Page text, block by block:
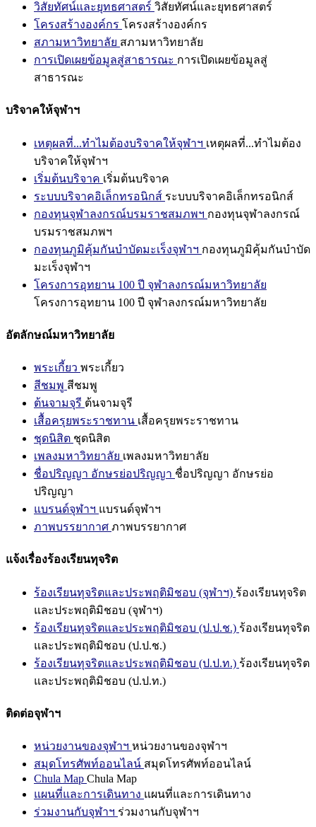
วิสัยทัศน์และยุทธศาสตร์ วิสัยทัศน์และยุทธศาสตร์
โครงสร้างองค์กร โครงสร้างองค์กร
สภามหาวิทยาลัย สภามหาวิทยาลัย
การเปิดเผยข้อมูลสู่สาธารณะ การเปิดเผยข้อมูลสู่
สาธารณะ
บริจาคให้จุฬาฯ
เหตุผลที่...ทำไมต้องบริจาคให้จุฬาฯ เหตุผลที่...ทำไมต้อง
บริจาคให้จุฬาฯ
เริ่มต้นบริจาค เริ่มต้นบริจาค
ระบบบริจาคอิเล็กทรอนิกส์ ระบบบริจาคอิเล็กทรอนิกส์
กองทุนจุฬาลงกรณ์บรมราชสมภพฯ กองทุนจุฬาลงกรณ์
บรมราชสมภพฯ
กองทุนภูมิคุ้มกันบำบัดมะเร็งจุฬาฯ กองทุนภูมิคุ้มกันบำบัด
มะเร็งจุฬาฯ
โครงการอุทยาน 100 ปี จุฬาลงกรณ์มหาวิทยาลัย
โครงการอุทยาน 100 ปี จุฬาลงกรณ์มหาวิทยาลัย
อัตลักษณ์มหาวิทยาลัย
พระเกี้ยว พระเกี้ยว
สีชมพู สีชมพู
ต้นจามจุรี ต้นจามจุรี
เสื้อครุยพระราชทาน เสื้อครุยพระราชทาน
ชุดนิสิต ชุดนิสิต
เพลงมหาวิทยาลัย เพลงมหาวิทยาลัย
ชื่อปริญญา อักษรย่อปริญญา ชื่อปริญญา อักษรย่อ
ปริญญา
แบรนด์จุฬาฯ แบรนด์จุฬาฯ
ภาพบรรยากาศ ภาพบรรยากาศ
แจ้งเรื่องร้องเรียนทุจริต
ร้องเรียนทุจริตและประพฤติมิชอบ (จุฬาฯ) ร้องเรียนทุจริต
และประพฤติมิชอบ (จุฬาฯ)
ร้องเรียนทุจริตและประพฤติมิชอบ (ป.ป.ช.) ร้องเรียนทุจริต
และประพฤติมิชอบ (ป.ป.ช.)
ร้องเรียนทุจริตและประพฤติมิชอบ (ป.ป.ท.) ร้องเรียนทุจริต
และประพฤติมิชอบ (ป.ป.ท.)
ติดต่อจุฬาฯ
หน่วยงานของจุฬาฯ หน่วยงานของจุฬาฯ
สมุดโทรศัพท์ออนไลน์ สมุดโทรศัพท์ออนไลน์
Chula Map Chula Map
แผนที่และการเดินทาง แผนที่และการเดินทาง
ร่วมงานกับจุฬาฯ ร่วมงานกับจุฬาฯ